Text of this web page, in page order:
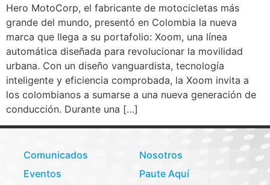
Hero MotoCorp, el fabricante de motocicletas más
grande del mundo, presentó en Colombia la nueva
marca que llega a su portafolio: Xoom, una línea
automática diseñada para revolucionar la movilidad
urbana. Con un diseño vanguardista, tecnología
inteligente y eficiencia comprobada, la Xoom invita a
los colombianos a sumarse a una nueva generación de
conducción. Durante una […]
Comunicados
Eventos
Nosotros
Paute Aquí